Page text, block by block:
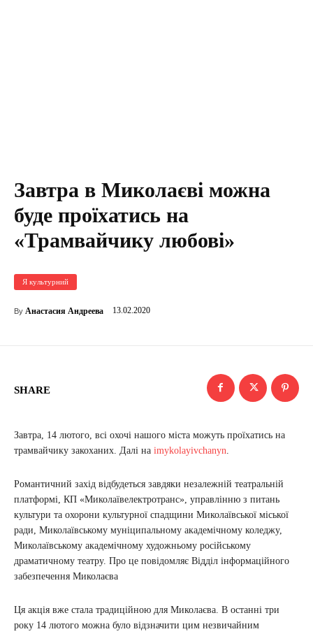
Завтра в Миколаєві можна
буде проїхатись на
«Трамвайчику любові»
Я культурний
By Анастасия Андреева 13.02.2020
SHARE
Завтра, 14 лютого, всі охочі нашого міста можуть проїхатись на
трамвайчику закоханих. Далі на imykolayivchanyn
Романтичний захід відбудеться завдяки незалежній театральній
платформі, КП «Миколаївелектротранс», управлінню з питань
культури та охорони культурної спадщини Миколаївської міської
ради, Миколаївському муніципальному академічному коледжу,
Миколаївському академічному художньому російському
драматичному театру. Про це повідомляє Відділ інформаційного
забезпечення Миколаєва
Ця акція вже стала традиційною для Миколаєва. В останні три
року 14 лютого можна було відзначити цим незвичайним